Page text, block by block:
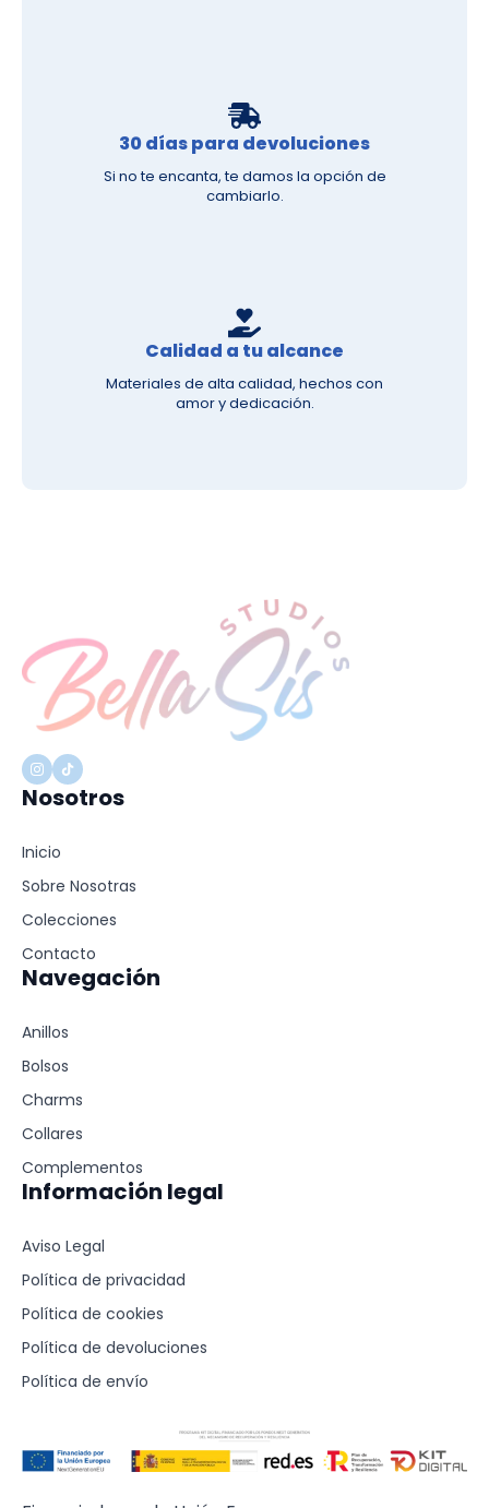
30 días para devoluciones
Si no te encanta, te damos la opción de
cambiarlo.
Calidad a tu alcance
Materiales de alta calidad, hechos con
amor y dedicación.
Nosotros
Inicio
Sobre Nosotras
Colecciones
Contacto
Navegación
Anillos
Bolsos
Charms
Collares
Complementos
Información legal
Aviso Legal
Política de privacidad
Política de cookies
Política de devoluciones
Política de envío